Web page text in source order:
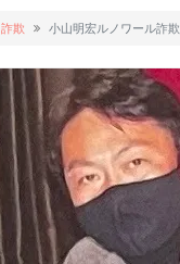
詐欺 小山明宏ルノワール詐欺